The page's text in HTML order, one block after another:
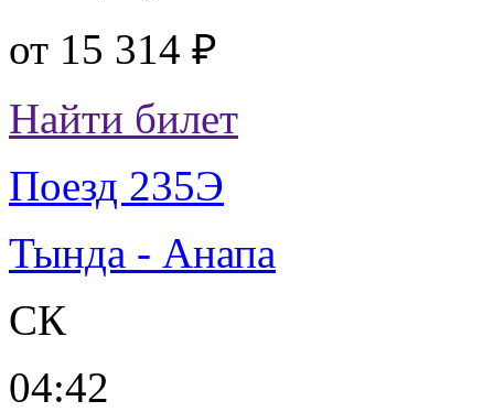
от 15 314 ₽
Найти билет
Поезд 235Э
Тында - Анапа
СК
04:42